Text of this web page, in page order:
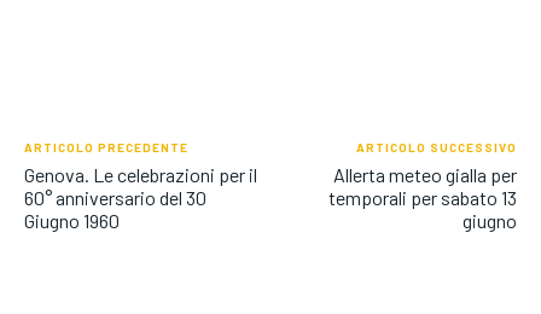
ARTICOLO PRECEDENTE
Genova. Le celebrazioni per il
60° anniversario del 30
Giugno 1960
ARTICOLO SUCCESSIVO
Allerta meteo gialla per
temporali per sabato 13
giugno